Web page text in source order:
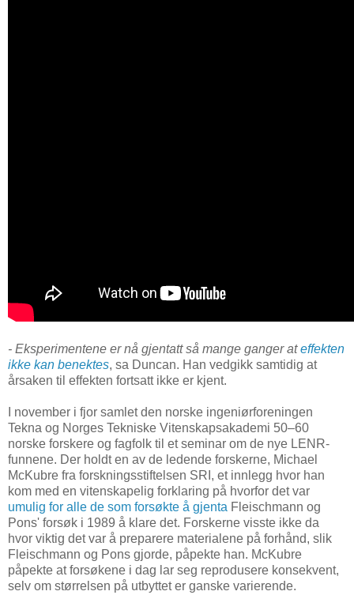
- Eksperimentene er nå gjentatt så mange ganger ateffekten
ikke kan benektes, sa Duncan. Han vedgikk samtidig at
årsaken til effekten fortsatt ikke er kjent.
I november i fjor samlet den norske ingeniørforeningen
Tekna og Norges Tekniske Vitenskapsakademi 50–60
norske forskere og fagfolk til et seminar om de nye LENR-
funnene. Der holdt en av de ledende forskerne, Michael
McKubre fra forskningsstiftelsen SRI, et innlegg hvor han
kom med en vitenskapelig forklaring på hvorfor det var
umulig for alle de som forsøkte å gjenta Fleischmann og
Pons' forsøk i 1989 å klare det. Forskerne visste ikke da
hvor viktig det var å preparere materialene på forhånd, slik
Fleischmann og Pons gjorde, påpekte han. McKubre
påpekte at forsøkene i dag lar seg reprodusere konsekvent,
selv om størrelsen på utbyttet er ganske varierende.